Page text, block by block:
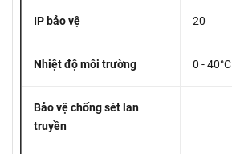
IP bảo vệ 20
Nhiệt độ môi trường 0 - 40°C
Bảo vệ chống sét lan
truyền